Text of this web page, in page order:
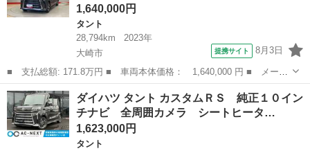
1,640,000円
タント
28,794km
2023年
大崎市
提携サイト 8月3日
■ 支払総額: 171.8万円 ■ 車両本体価格： 1,640,000 円 ■ メーカ
ー名： ダイハツ ■ 車種名： タント ■ グレード名： カスタム
Ｘ １オーナ ＥＴＣ付 禁煙車 スマートキー キーフリー アル
ミホイー...
宮城 大崎市 タント
ダイハツ タント カスタムＲＳ 純正１０イン
チナビ 全周囲カメラ シートヒータ…
1,623,000円
タント